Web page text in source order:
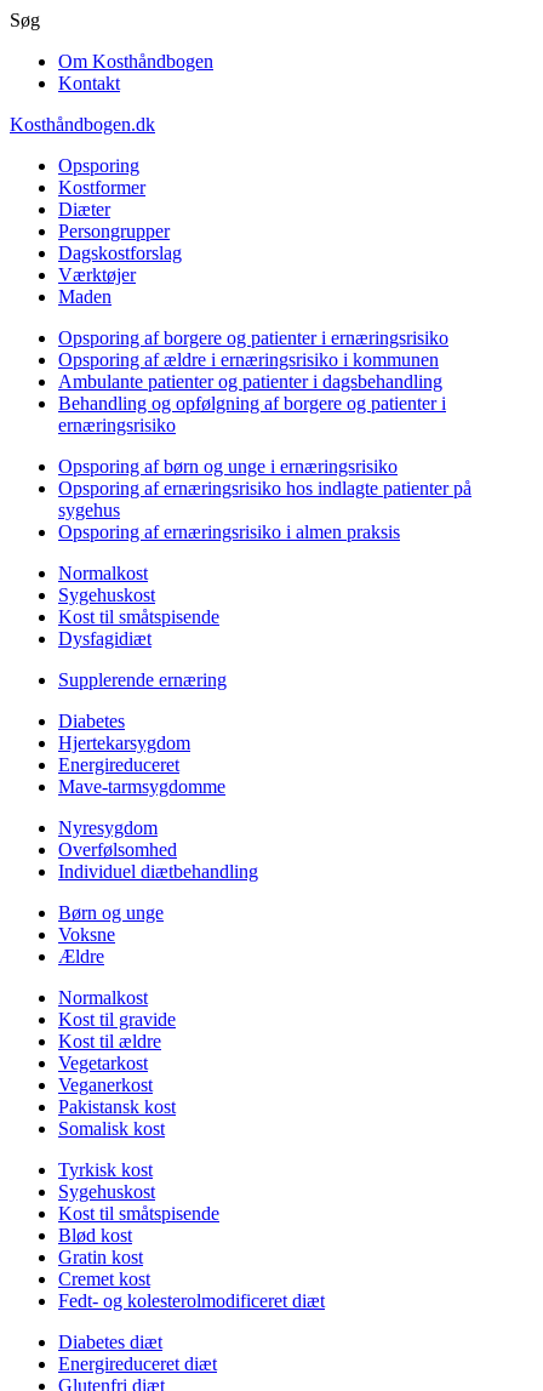
Gå
hovedindhold
Søg
Om Kosthåndbogen
Kontakt
Kosthåndbogen.dk
Opsporing
Kostformer
Diæter
Persongrupper
Dagskostforslag
Værktøjer
Maden
Opsporing af borgere og patienter i ernæringsrisiko
Opsporing af ældre i ernæringsrisiko i kommunen
Ambulante patienter og patienter i dagsbehandling
Behandling og opfølgning af borgere og patienter i
ernæringsrisiko
Opsporing af børn og unge i ernæringsrisiko
Opsporing af ernæringsrisiko hos indlagte patienter på
sygehus
Opsporing af ernæringsrisiko i almen praksis
Normalkost
Sygehuskost
Kost til småtspisende
Dysfagidiæt
Supplerende ernæring
Diabetes
Hjertekarsygdom
Energireduceret
Mave-tarmsygdomme
Nyresygdom
Overfølsomhed
Individuel diætbehandling
Børn og unge
Voksne
Ældre
Normalkost
Kost til gravide
Kost til ældre
Vegetarkost
Veganerkost
Pakistansk kost
Somalisk kost
Tyrkisk kost
Sygehuskost
Kost til småtspisende
Blød kost
Gratin kost
Cremet kost
Fedt- og kolesterolmodificeret diæt
Diabetes diæt
Energireduceret diæt
Glutenfri diæt